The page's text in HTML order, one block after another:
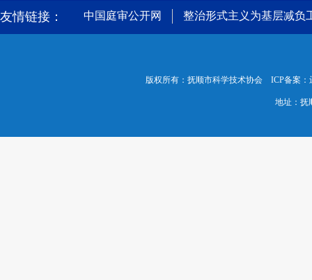
友情链接： 中国庭审公开网 整治形式主义为基层减负
版权所有：抚顺市科学技术协会 ICP备案：
地址：抚